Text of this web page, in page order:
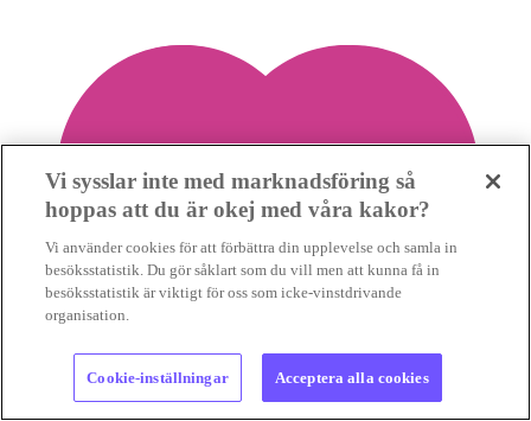
Vi sysslar inte med marknadsföring så
hoppas att du är okej med våra kakor?
Vi använder cookies för att förbättra din upplevelse och samla in
besöksstatistik. Du gör såklart som du vill men att kunna få in
besöksstatistik är viktigt för oss som icke-vinstdrivande
organisation.
Cookie-inställningar Acceptera alla cookies